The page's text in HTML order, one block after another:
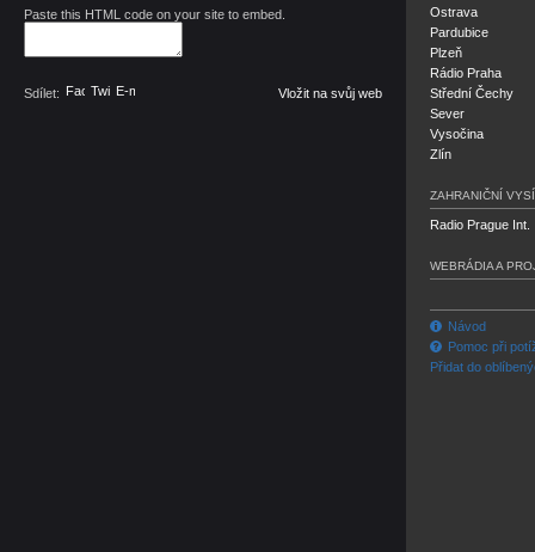
Paste this HTML code on your site to embed.
Sdílet: Facebook
TwitterE-mail Vložit na svůj web
Ostrava
Pardubice
Plzeň
Rádio Praha
Střední Čechy
Sever
Vysočina
Zlín
ZAHRANIČNÍ
Radio Prague Int.
WEBRÁDIA A
Návod
Pomoc při
Přidat do